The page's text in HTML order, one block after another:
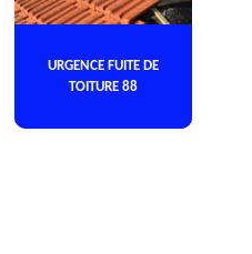
URGENCE FUITE DE
TOITURE 88